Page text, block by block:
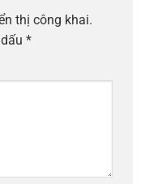
thị công khai.
*